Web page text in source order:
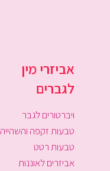
אביזרי מין
לגברים
ויברטורים לגבר
טבעות זקפה והשהייה
טבעות רטט
אביזרים לאוננות